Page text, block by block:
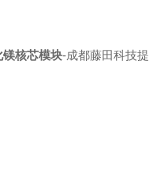
核芯模块-成都藤田科技提